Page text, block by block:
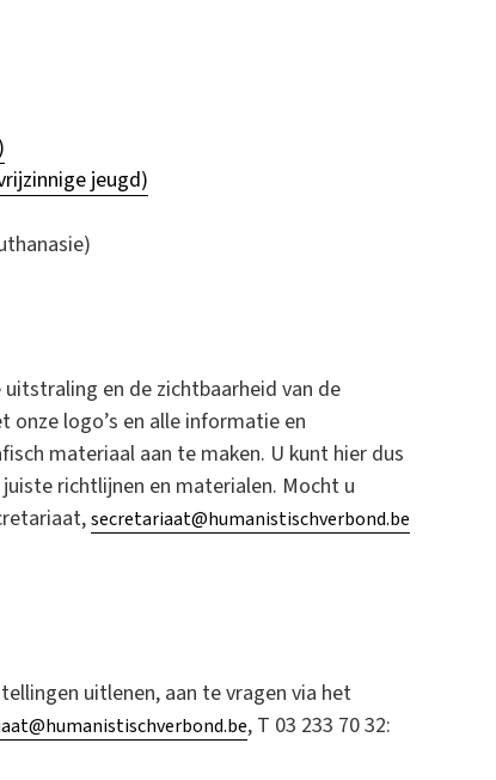
jeugd)
en de zichtbaarheid van de
onze logo’s en alle informatie en
materiaal aan te maken. U kunt hier dus
richtlijnen en materialen. Mocht u
secretariaat@humanistischverbond.be
uitlenen, aan te vragen via het
, T 03 233 70 32: